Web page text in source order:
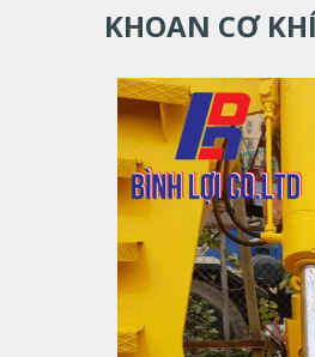
KHOAN CƠ